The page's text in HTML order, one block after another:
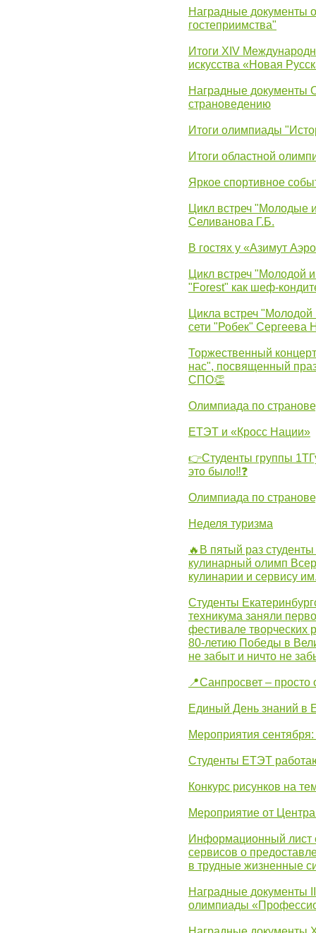
Наградные документы
гостеприимства"
Итоги XIV
искусства «Новая
Наградные документы
страноведению
Итоги олимпиады
Итоги областной
Яркое спортивное
Цикл встреч "Молодые
Селиванова Г.Б.
В гостях у «Азимут
Цикл встреч "Молодой
"Forest" как шеф-
Цикла встреч
сети "Робек" Сергеева
Торжественный
нас", посвященный
СПО👏
Олимпиада по
ЕТЭТ и «Кросс Нации»
👉Студенты группы
это было‼❓
Олимпиада по
Неделя туризма
🔥В пятый раз
кулинарный олимп
кулинарии и сервису
Студенты
техникума заняли
фестивале
80-летию Победы в
не забыт и ничто не
📍Санпросвет –
Единый День знаний в
Мероприятия
Студенты ЕТЭТ
Конкурс рисунков на
Мероприятие от
Информационный лист
сервисов о
в трудные жизненные
Наградные документы
олимпиады